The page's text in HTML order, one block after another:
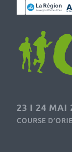
23 I 24 MAI
COURSE